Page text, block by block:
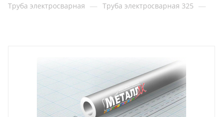
Труба электросварная — Труба электросварная 325 —